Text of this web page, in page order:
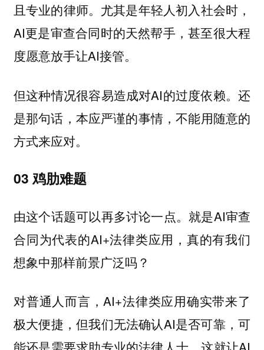
且专业的律师。尤其是年轻人初入社会时，
AI更是审查合同时的天然帮手，甚至很大程
度愿意放手让AI接管。
但这种情况很容易造成对AI的过度依赖。还
是那句话，本应严谨的事情，不能用随意的
方式来应对。
03 鸡肋难题
由这个话题可以再多讨论一点。就是AI审查
合同为代表的AI+法律类应用，真的有我们
想象中那样前景广泛吗？
对普通人而言，AI+法律类应用确实带来了
极大便捷，但我们无法确认AI是否可靠，可